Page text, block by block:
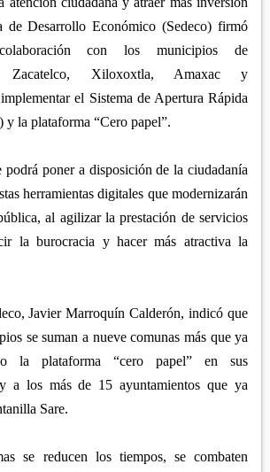
de Desarrollo Económico (Sedeco) firmó
con los municipios de
Zacatelco, Xiloxoxtla, Amaxac y
el Sistema de Apertura Rápida
y la plataforma “Cero papel”.
podrá poner a disposición de la ciudadanía
herramientas digitales que modernizarán
al agilizar la prestación de servicios
la burocracia y hacer más atractiva la
Javier Marroquín Calderón, indicó que
se suman a nueve comunas más que ya
la plataforma “cero papel” en sus
a los más de 15 ayuntamientos que ya
Sare.
se reducen los tiempos, se combaten